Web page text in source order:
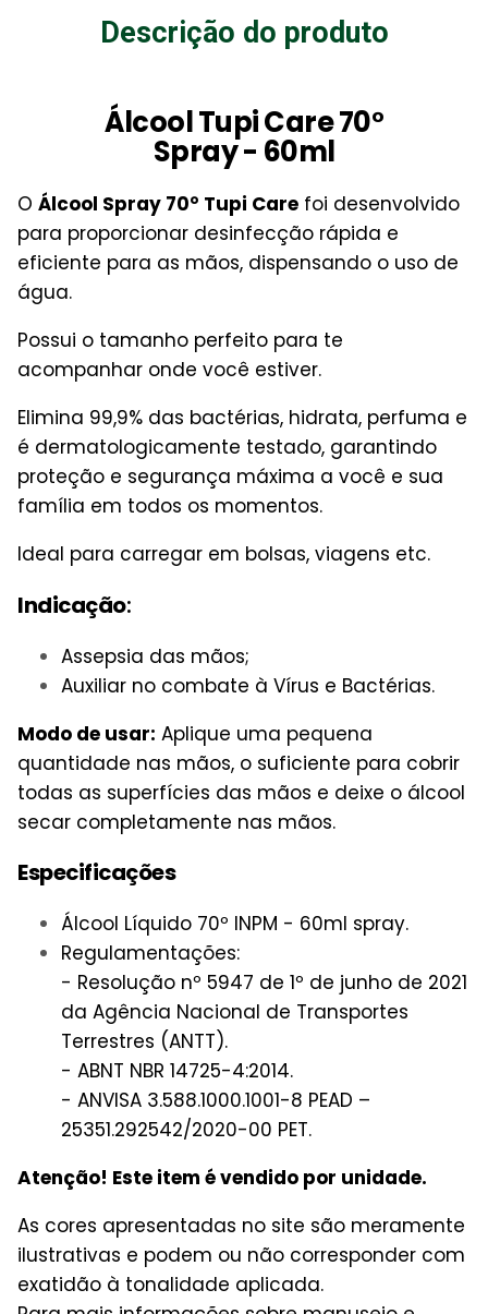
Descrição do produto
Álcool Tupi Care 70°
Spray - 60ml
O Álcool Spray 70° Tupi Care foi desenvolvido
para proporcionar desinfecção rápida e
eficiente para as mãos, dispensando o uso de
água.
Possui o tamanho perfeito para te
acompanhar onde você estiver.
Elimina 99,9% das bactérias, hidrata, perfuma e
é dermatologicamente testado, garantindo
proteção e segurança máxima a você e sua
família em todos os momentos.
Ideal para carregar em bolsas, viagens etc.
Indicação:
Assepsia das mãos;
Auxiliar no combate à Vírus e Bactérias.
Modo de usar: Aplique uma pequena
quantidade nas mãos, o suficiente para cobrir
todas as superfícies das mãos e deixe o álcool
secar completamente nas mãos.
Especificações
Álcool Líquido 70º INPM - 60ml spray.
Regulamentações:
- Resolução nº 5947 de 1º de junho de 2021
da Agência Nacional de Transportes
Terrestres (ANTT).
- ABNT NBR 14725-4:2014.
- ANVISA 3.588.1000.1001-8 PEAD –
25351.292542/2020-00 PET.
Atenção! Este item é vendido por unidade.
As cores apresentadas no site são meramente
ilustrativas e podem ou não corresponder com
exatidão à tonalidade aplicada.